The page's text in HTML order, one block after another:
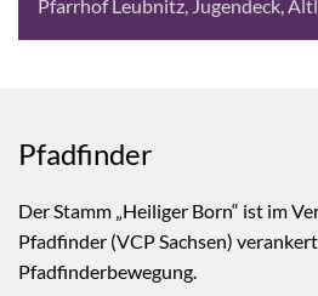
Pfarrhof Leubnitz, Jugendeck,
Pfadfinder
Der Stamm „Heiliger Born“ ist im
Pfadfinder (VCP Sachsen)
Pfadfinderbewegung.